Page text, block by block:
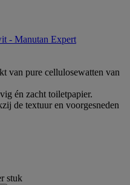
- Manutan Expert
van pure cellulosewatten van
én zacht toiletpapier.
de textuur en voorgesneden
stuk